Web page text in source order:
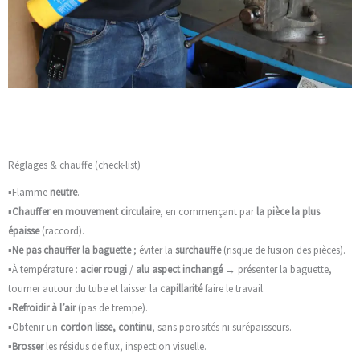
Réglages & chauffe (check-list)
▪️Flamme neutre.
▪️Chauffer en mouvement circulaire, en commençant parla pièce la plus
épaisse(raccord).
▪️Ne pas chauffer la baguette; éviter la surchauffe(risque de fusion des pièces).
▪️À température : acier rougi / alu aspect inchangé→ présenter la baguette,
tourner autour du tube et laisser la capillaritéfaire le travail.
▪️Refroidir à l’air(pas de trempe).
▪️Obtenir un cordon lisse, continu, sans porosités ni surépaisseurs.
▪️Brosserles résidus de flux, inspection visuelle.